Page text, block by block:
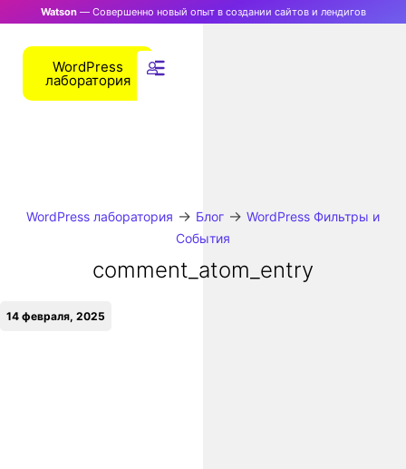
Watson— Совершенно новый опыт в создании сайтов и лендигов
WordPress
лаборатория
WordPress лаборатория → Блог → WordPress Фильтры и
События
comment_atom_entry
14 февраля, 2025